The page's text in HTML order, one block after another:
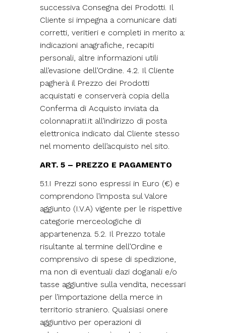
successiva Consegna dei Prodotti. Il
Cliente si impegna a comunicare dati
corretti, veritieri e completi in merito a:
indicazioni anagrafiche, recapiti
personali, altre informazioni utili
all’evasione dell’Ordine. 4.2. Il Cliente
pagherà il Prezzo dei Prodotti
acquistati e conserverà copia della
Conferma di Acquisto inviata da
colonnaprati.it all’indirizzo di posta
elettronica indicato dal Cliente stesso
nel momento dell’acquisto nel sito.
ART. 5 – PREZZO E PAGAMENTO
5.1.I Prezzi sono espressi in Euro (€) e
comprendono l’imposta sul Valore
aggiunto (I.V.A) vigente per le rispettive
categorie merceologiche di
appartenenza. 5.2. Il Prezzo totale
risultante al termine dell’Ordine e
comprensivo di spese di spedizione,
ma non di eventuali dazi doganali e/o
tasse aggiuntive sulla vendita, necessari
per l’importazione della merce in
territorio straniero. Qualsiasi onere
aggiuntivo per operazioni di